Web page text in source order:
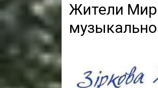
Жители